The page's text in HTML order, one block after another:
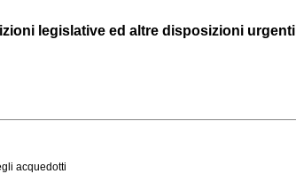
legislative ed altre disposizioni urgenti
acquedotti